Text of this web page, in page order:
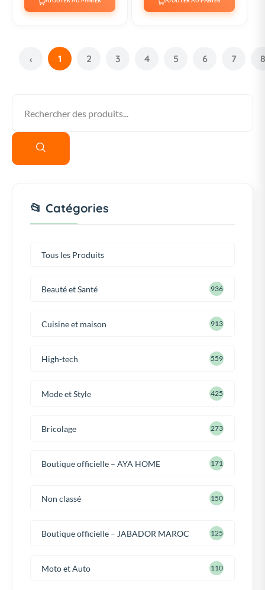
‹ 1 2 3 4 5 6 7 8
📂 Catégories
Tous les Produits
Beauté et Santé 936
Cuisine et maison 913
High-tech 559
Mode et Style 425
Bricolage 273
Boutique officielle – AYA HOME 171
Non classé 150
Boutique officielle – JABADOR MAROC 125
Moto et Auto 110